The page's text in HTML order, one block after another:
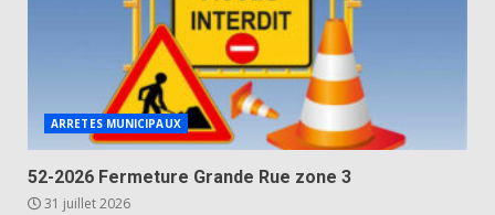
ARRETES MUNICIPAUX
52-2026 Fermeture Grande Rue zone 3
31 juillet 2026